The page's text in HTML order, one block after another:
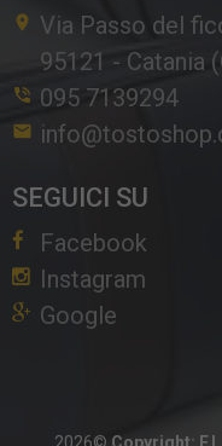
Via Passo del
95121 - Catania
095 7139294
SEGUICI SU
Facebook
Instagram
Google